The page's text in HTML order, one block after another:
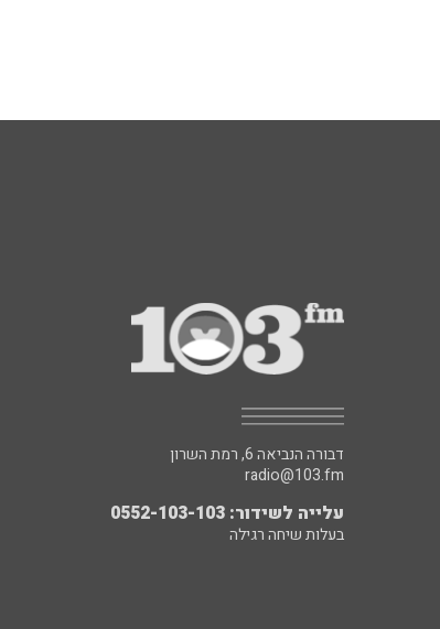
דבורה הנביאה 6, רמת השרון
radio@103.fm
עלייה לשידור: 0552-103-103
בעלות שיחה רגילה